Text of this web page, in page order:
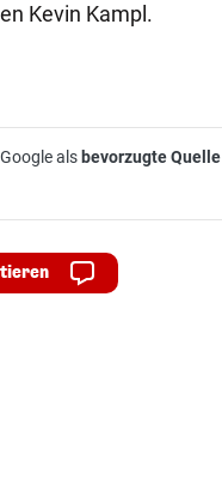
Kevin Kampl.
als bevorzugte Quelle